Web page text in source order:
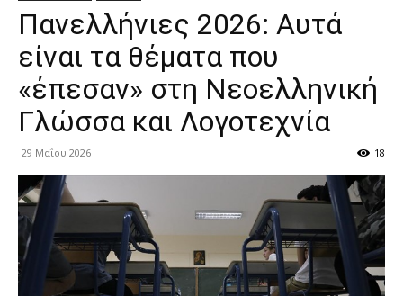
Πανελλήνιες 2026: Αυτά
είναι τα θέματα που
«έπεσαν» στη Νεοελληνική
Γλώσσα και Λογοτεχνία
29 Μαΐου 2026 18